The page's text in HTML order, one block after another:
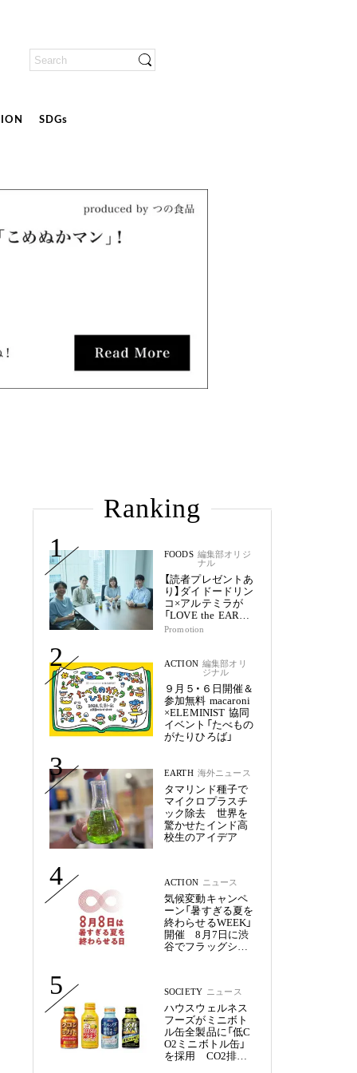
SDGs
Ranking
1
FOODS 編集部オリジ
ナル
【読者プレゼントあ
り】ダイドードリン
コ×アルテミラが
「LOVE the EARTH
シリーズ」で目指す
Promotion
2 ACTION 編集部オリ
ジナル
９月５・６日開催＆
参加無料 macaroni
×ELEMINIST 協同
イベント「たべもの
がたりひろば」
3 EARTH 海外ニュース
タマリンド種子で
マイクロプラスチ
ック除去 世界を
驚かせたインド高
校生のアイデア
4 ACTION ニュース
気候変動キャンペ
ーン「暑すぎる夏を
終わらせるWEEK」
開催 8月7日に渋
谷でフラッグシッ
5 SOCIETY ニュース
ハウスウェルネス
フーズがミニボト
ル缶全製品に「低C
O2ミニボトル缶」
を採用 CO2排出